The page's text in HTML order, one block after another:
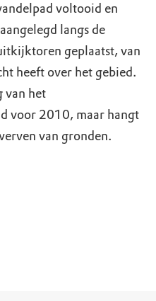
voltooid en
langs de
geplaatst, van
heeft over het gebied.
van het
voor 2010, maar hangt
van gronden.